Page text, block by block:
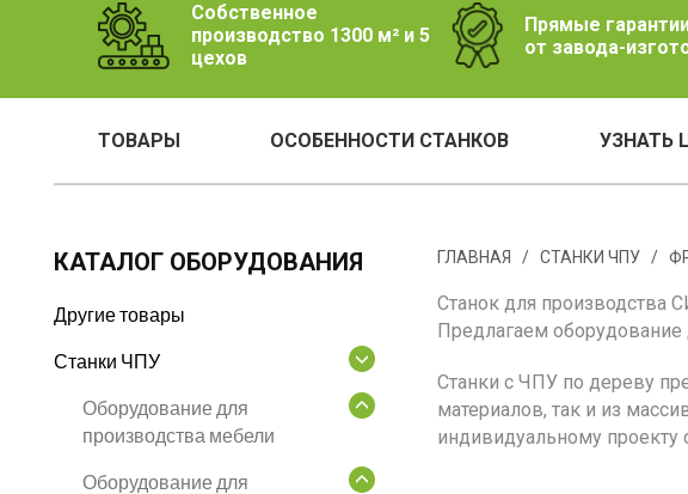
Собственное
производство 1300 м² и 5
цехов
Прямые
от завода-
ТОВАРЫ ОСОБЕННОСТИ СТАНКОВ УЗНАТЬ
КАТАЛОГ ОБОРУДОВАНИЯ
Другие товары
Станки ЧПУ
Оборудование для
производства мебели
Оборудование для
ГЛАВНАЯ / СТАНКИ ЧПУ /
Станок для производства
Предлагаем оборудование
Станки с ЧПУ по дереву
материалов, так и из
индивидуальному проекту